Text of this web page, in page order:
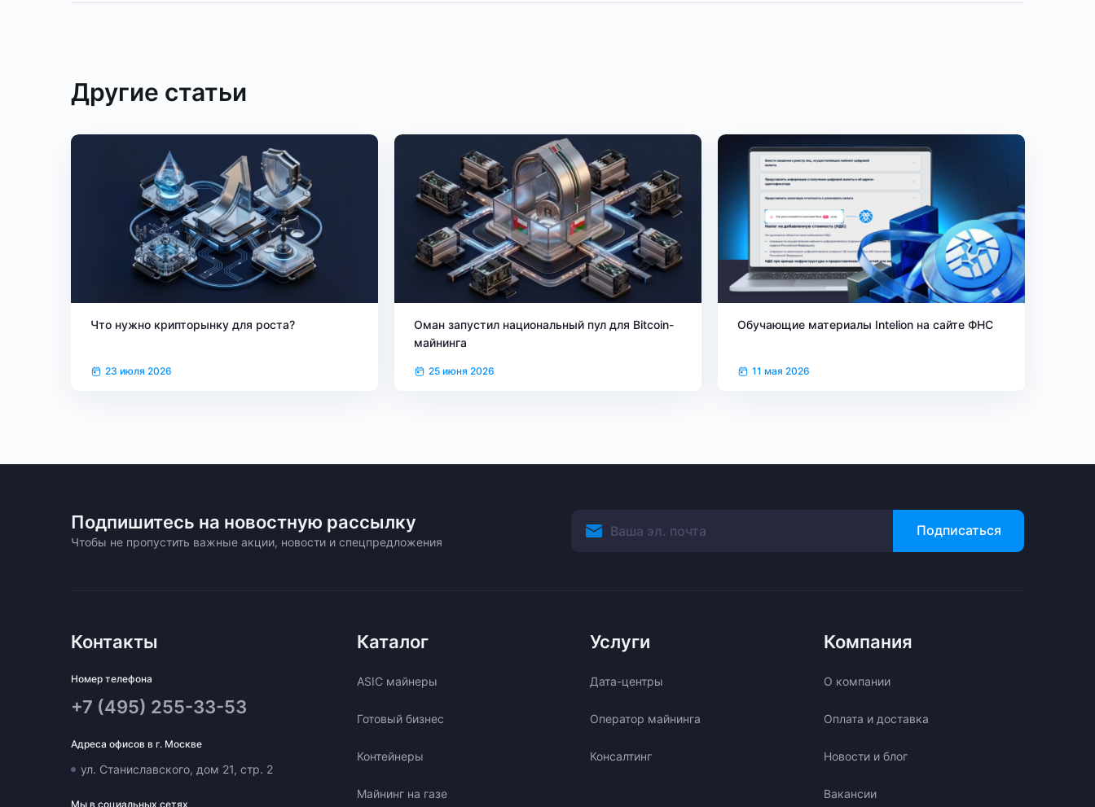
Другие статьи
Что нужно крипторынку для роста?
23 июля 2026
Оман запустил национальный пул для Bitcoin-
майнинга
25 июня 2026
Обучающие материалы Intelion на сайте ФНС
11 мая 2026
Подпишитесь на новостную рассылку
Чтобы не пропустить важные акции, новости и спецпредложения
Подписаться
Контакты
Номер телефона
+7 (495) 255-33-53
Адреса офисов в г. Москве
ул. Станиславского, дом 21, стр. 2
Мы в социальных сетях
Каталог
ASIC майнеры
Готовый бизнес
Контейнеры
Майнинг на газе
Услуги
Дата-центры
Оператор майнинга
Консалтинг
Компания
О компании
Оплата и доставка
Новости и блог
Вакансии